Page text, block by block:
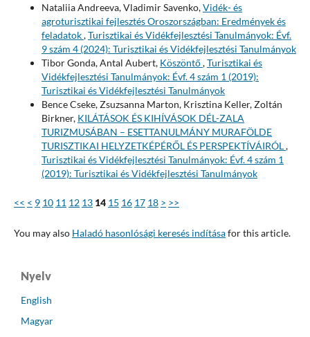
Nataliia Andreeva, Vladimir Savenko,Vidék- és
agroturisztikai fejlesztés Oroszországban: Eredmények és
feladatok,Turisztikai és Vidékfejlesztési Tanulmányok: Évf.
9 szám 4 (2024): Turisztikai és Vidékfejlesztési Tanulmányok
Tibor Gonda, Antal Aubert, Köszöntő,Turisztikai és
Vidékfejlesztési Tanulmányok: Évf. 4 szám 1 (2019):
Turisztikai és Vidékfejlesztési Tanulmányok
Bence Cseke, Zsuzsanna Marton, Krisztina Keller, Zoltán
Birkner, KILÁTÁSOK ÉS KIHÍVÁSOK DÉL-ZALA
TURIZMUSÁBAN – ESETTANULMÁNY MURAFÖLDE
TURISZTIKAI HELYZETKÉPÉRŐL ÉS PERSPEKTÍVÁIRÓL,
Turisztikai és Vidékfejlesztési Tanulmányok: Évf. 4 szám 1
(2019): Turisztikai és Vidékfejlesztési Tanulmányok
<< < 9 10 11 12 13 14 15 16 17 18 > >>
You may also Haladó hasonlósági keresés indításafor this article.
Nyelv
English
Magyar